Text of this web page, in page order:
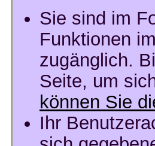
Sie sind im
Funktionen
zugänglich.
Seite, um
können Sie
Ihr